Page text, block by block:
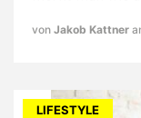
von Jakob Kattner
LIFESTYLE